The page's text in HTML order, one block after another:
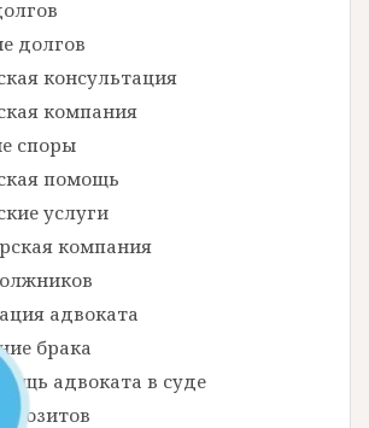
долгов
консультация
компания
споры
помощь
услуги
компания
адвоката
брака
адвоката в суде